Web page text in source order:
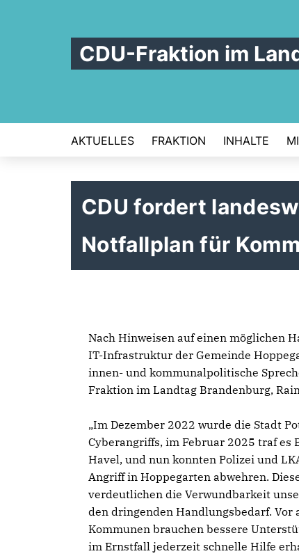
CDU-Fraktion im
AKTUELLES FRAKTION INHALTE
CDU fordert
Notfallplan für
Nach Hinweisen auf einen möglichen
IT-Infrastruktur der Gemeinde
innen- und kommunalpolitische
Fraktion im Landtag Brandenburg,
Im Dezember 2022 wurde die Stadt
Cyberangriffs, im Februar 2025 traf es
Havel, und nun konnten Polizei und
Angriff in Hoppegarten abwehren.
verdeutlichen die Verwundbarkeit
den dringenden Handlungsbedarf. Vor
Kommunen brauchen bessere
im Ernstfall jederzeit schnelle Hilfe